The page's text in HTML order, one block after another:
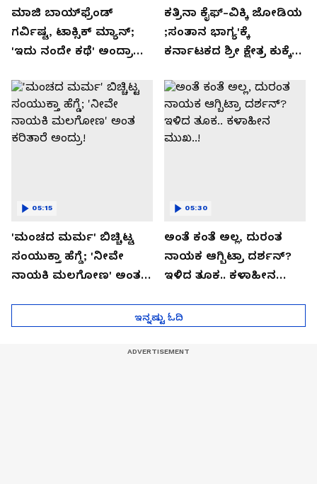
ಮಾಜಿ ಬಾಯ್‌ಫ್ರೆಂಡ್
ಗರ್ವಿಷ್ಟ, ಟಾಕ್ಸಿಕ್ ಮ್ಯಾನ್;
'ಇದು ನಂದೇ ಕಥೆ' ಅಂದ್ರಾ
ಮಂದಣ್ಣ?
ಕತ್ರಿನಾ ಕೈಫ್-ವಿಕ್ಕಿ ಜೋಡಿಯ
;ಸಂತಾನ ಭಾಗ್ಯ'ಕ್ಕೆ
ಕರ್ನಾಟಕದ ಶ್ರೀ ಕ್ಷೇತ್ರ ಕುಕ್ಕೆ
'ಮಂಚದ ಮರ್ಮ' ಬಿಚ್ಚಿಟ್ಟ
ಸಂಯುಕ್ತಾ ಹೆಗ್ಡೆ; 'ನೀವೇ
ನಾಯಕಿ ಮಲಗೋಣ' ಅಂತ
05:15
ಅಂತೆ ಕಂತೆ ಅಲ್ಲ, ದುರಂತ
ನಾಯಕ ಆಗ್ಬಿಟ್ರಾ ದರ್ಶನ್?
ಇಳಿದ ತೂಕ.. ಕಳಾಹೀನ
05:30
ಇನ್ನಷ್ಟು ಓದಿ